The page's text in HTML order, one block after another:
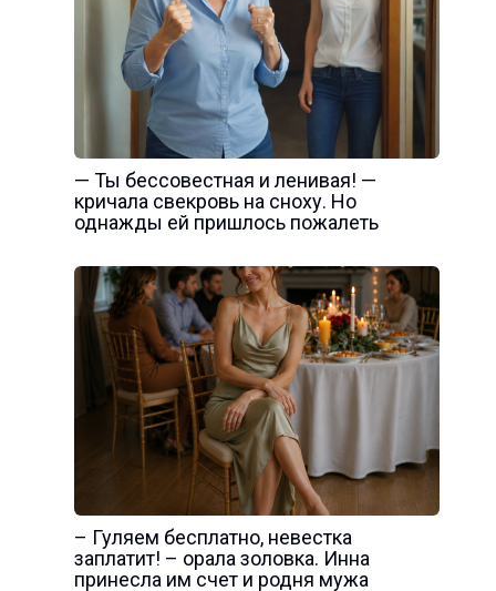
— Ты бессовестная и ленивая! —
кричала свекровь на сноху. Но
однажды ей пришлось пожалеть
– Гуляем бесплатно, невестка
заплатит! – орала золовка. Инна
принесла им счет и родня мужа